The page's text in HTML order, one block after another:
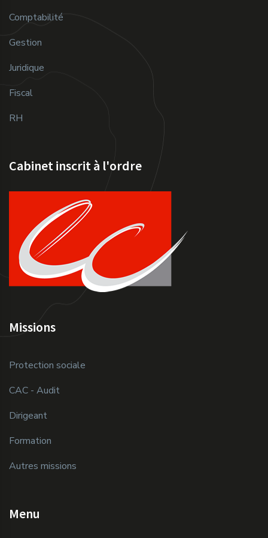
Comptabilité
Gestion
Juridique
Fiscal
RH
Missions
Protection sociale
CAC - Audit
Dirigeant
Formation
Autres missions
Menu
Cabinet inscrit à l'ordre